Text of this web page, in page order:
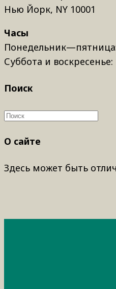
Нью Йорк, NY 10001
Часы
Понедельник—пятница:
Суббота и воскресенье:
Поиск
О сайте
Здесь может быть